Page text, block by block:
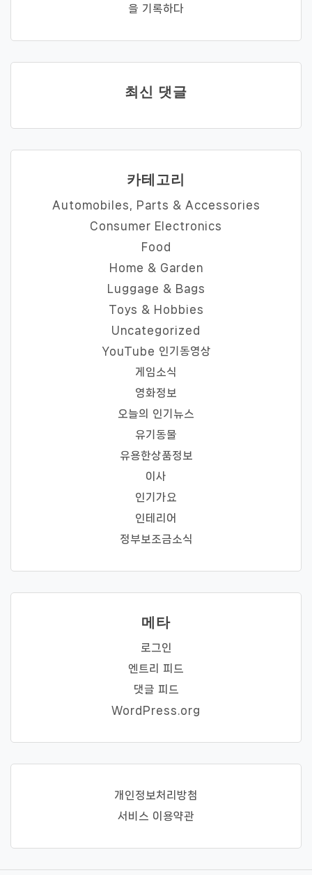
을 기록하다
최신 댓글
카테고리
Automobiles, Parts & Accessories
Consumer Electronics
Food
Home & Garden
Luggage & Bags
Toys & Hobbies
Uncategorized
YouTube 인기동영상
게임소식
영화정보
오늘의 인기뉴스
유기동물
유용한상품정보
이사
인기가요
인테리어
정부보조금소식
메타
로그인
엔트리 피드
댓글 피드
WordPress.org
개인정보처리방첨
서비스 이용약관